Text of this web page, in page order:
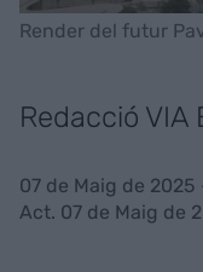
Render del futur
Redacció VIA
07 de Maig de 2025
Act. 07 de Maig de